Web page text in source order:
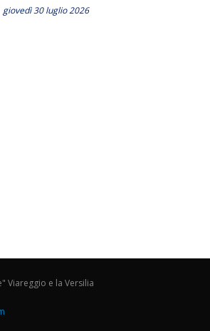
giovedì 30 luglio 2026
Viareggio e la Versilia